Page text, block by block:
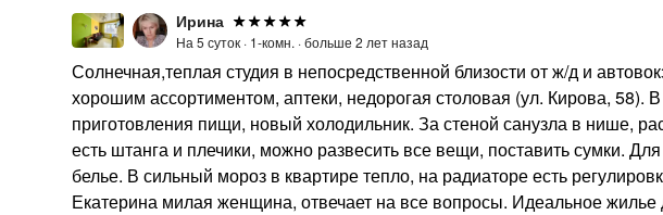
Ирина
На 5 суток · 1-комн. ·больше 2 лет назад
Солнечная,теплая студия в непосредственной близости от ж/д и
хорошим ассортиментом, аптеки, недорогая столовая (ул. Кирова, 58).
приготовления пищи, новый холодильник. За стеной санузла в нише,
есть штанга и плечики, можно развесить все вещи, поставить сумки.
белье. В сильный мороз в квартире тепло, на радиаторе есть
Екатерина милая женщина, отвечает на все вопросы. Идеальное жилье